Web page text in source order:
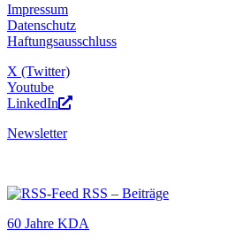
Impressum
Datenschutz
Haftungsausschluss
X (Twitter)
Youtube
LinkedIn
Newsletter
RSS – Beiträge
60 Jahre KDA